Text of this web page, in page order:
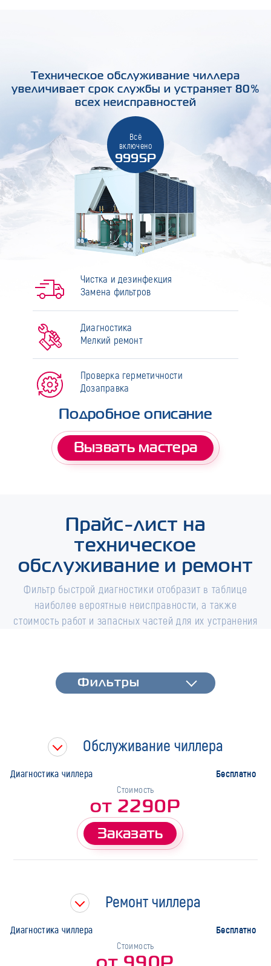
Техническое обслуживание чиллера
увеличивает срок службы и устраняет 80%
всех неисправностей
Всё
включено
9995Р
Чистка и дезинфекция
Замена фильтров
Диагностика
Мелкий ремонт
Проверка герметичности
Дозаправка
Подробное описание
Вызвать мастера
Прайс-лист на
техническое
обслуживание и ремонт
Фильтр быстрой диагностики отобразит в таблице
наиболее вероятные неисправности, а также
стоимость работ и запасных частей для их устранения
Фильтры
Марка
Фильтры
Обслуживание чиллера
Диагностика чиллера Бесплатно
Стоимость
от 2290Р
Заказать
Ремонт чиллера
Диагностика чиллера Бесплатно
Стоимость
от 990Р